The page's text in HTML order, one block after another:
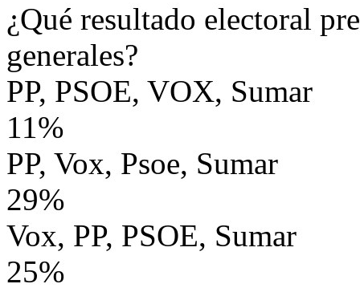
¿Qué resultado electoral
generales?
PP, PSOE, VOX, Sumar
11%
PP, Vox, Psoe, Sumar
29%
Vox, PP, PSOE, Sumar
25%